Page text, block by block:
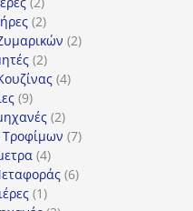
προϊόντα
22
προϊόντα
22
22
προϊόντα
44
99
προϊόντα
22
προϊόντα
77
44
προϊόντα
66
11